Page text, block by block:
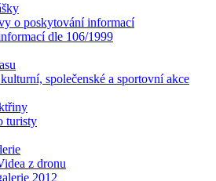
o poskytování informací
dle 106/1999
společenské a sportovní akce
turisty
z dronu
2012